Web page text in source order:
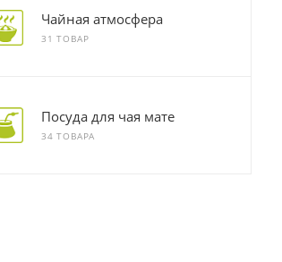
Чайная атмосфера
31 ТОВАР
Посуда для чая мате
34 ТОВАРА